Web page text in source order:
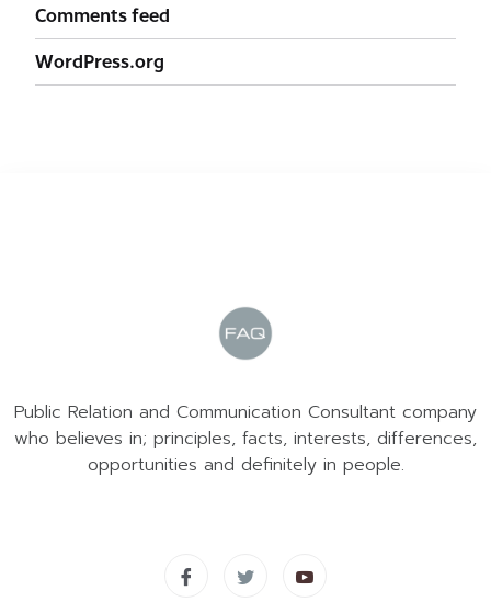
Comments feed
WordPress.org
Public Relation and Communication Consultant company
who believes in; principles, facts, interests, differences,
opportunities and definitely in people.